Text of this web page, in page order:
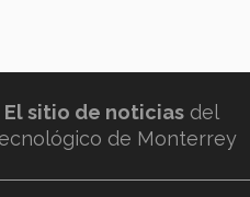
El sitio de noticias del
de Monterrey